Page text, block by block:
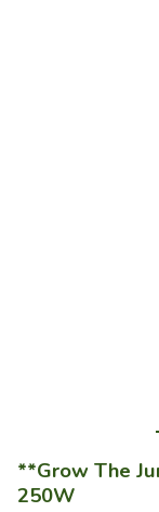
**Grow The
250W